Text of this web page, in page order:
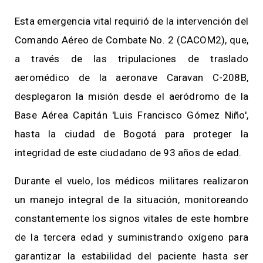
Esta emergencia vital requirió de la intervención del
Comando Aéreo de Combate No. 2 (CACOM2), que,
a través de las tripulaciones de traslado
aeromédico de la aeronave Caravan C-208B,
desplegaron la misión desde el aeródromo de la
Base Aérea Capitán 'Luis Francisco Gómez Niño',
hasta la ciudad de Bogotá para proteger la
integridad de este ciudadano de 93 años de edad.
Durante el vuelo, los médicos militares realizaron
un manejo integral de la situación, monitoreando
constantemente los signos vitales de este hombre
de la tercera edad y suministrando oxígeno para
garantizar la estabilidad del paciente hasta ser